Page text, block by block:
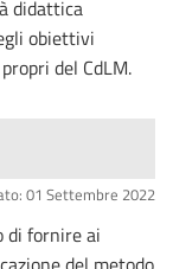
didattica
obiettivi
del CdLM.
01 Settembre 2022
di fornire ai